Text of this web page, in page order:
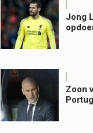
Jong
Zoon